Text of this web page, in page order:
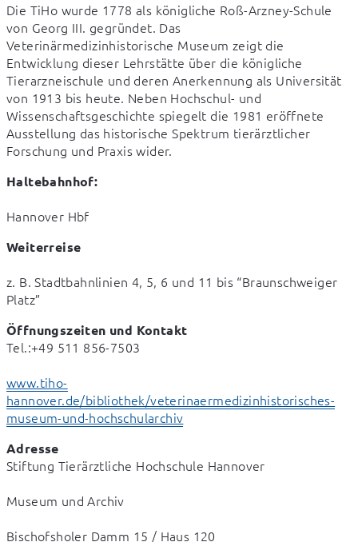
Die TiHo wurde 1778 als königliche Roß-Arzney-Schule
von Georg III. gegründet. Das
Veterinärmedizinhistorische Museum zeigt die
Entwicklung dieser Lehrstätte über die königliche
Tierarzneischule und deren Anerkennung als Universität
von 1913 bis heute. Neben Hochschul- und
Wissenschaftsgeschichte spiegelt die 1981 eröffnete
Ausstellung das historische Spektrum tierärztlicher
Forschung und Praxis wider.
Haltebahnhof:
Hannover Hbf
Weiterreise
z. B. Stadtbahnlinien 4, 5, 6 und 11 bis “Braunschweiger
Platz”
Öffnungszeiten und Kontakt
Tel.:+49 511 856-7503
www.tiho-
hannover.de/bibliothek/veterinaermedizinhistorisches-
museum-und-hochschularchiv
Adresse
Stiftung Tierärztliche Hochschule Hannover
Museum und Archiv
Bischofsholer Damm 15 / Haus 120